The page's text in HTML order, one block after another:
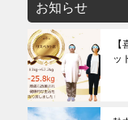
お知らせ
ッ